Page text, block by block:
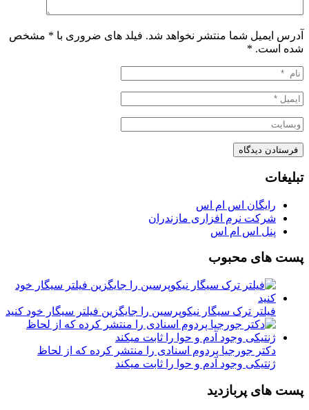
آدرس ایمیل شما منتشر نخواهد شد. فیلد های ضروری با * مشخص
شده است. *
تبلیغات
رایگان اس ام اس
شرکت نرم افزاری مازندران
پنل اس ام اس
پست های محبوب
فیلتر ترک سیگار نیکوپرسین را جایگزین فیلتر سیگار خود کنید
دکتر جورجیا پردوم اسنادی را منتشر کرده که از لحاظ
ژنتیکی وجود آدم و حوا را ثابت میکند
پست های پربازدید